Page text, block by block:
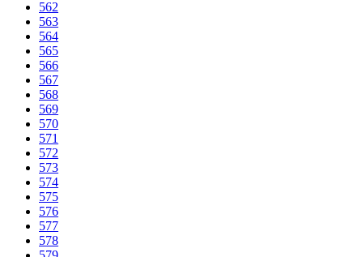
562
563
564
565
566
567
568
569
570
571
572
573
574
575
576
577
578